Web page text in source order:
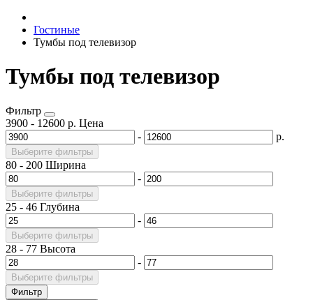
Гостиные
Тумбы под телевизор
Тумбы под телевизор
Фильтр
3900 - 12600 р. Цена
-
р.
Выберите фильтры
80 - 200 Ширина
-
Выберите фильтры
25 - 46 Глубина
-
Выберите фильтры
28 - 77 Высота
-
Выберите фильтры
Фильтр